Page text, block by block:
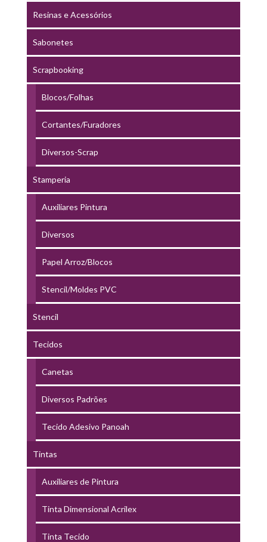
Resinas e Acessórios
Sabonetes
Scrapbooking
Blocos/Folhas
Cortantes/Furadores
Diversos-Scrap
Stamperia
Auxiliares Pintura
Diversos
Papel Arroz/Blocos
Stencil/Moldes PVC
Stencil
Tecidos
Canetas
Diversos Padrões
Tecido Adesivo Panoah
Tintas
Auxiliares de Pintura
Tinta Dimensional Acrilex
Tinta Tecido